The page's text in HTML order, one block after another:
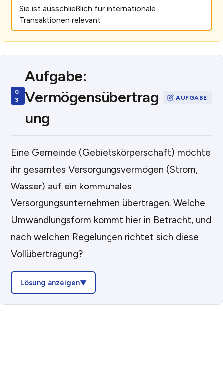
Sie ist ausschließlich für internationale
Transaktionen relevant
Aufgabe:
Vermögensübertrag
ung
Eine Gemeinde (Gebietskörperschaft) möchte
ihr gesamtes Versorgungsvermögen (Strom,
Wasser) auf ein kommunales
Versorgungsunternehmen übertragen. Welche
Umwandlungsform kommt hier in Betracht, und
nach welchen Regelungen richtet sich diese
Vollübertragung?
Lösung anzeigen